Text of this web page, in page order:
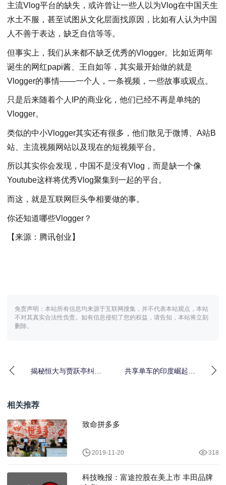
主流Vlog平台的缺失，或许曾让一些人以为Vlog在中国天生
水土不服，甚至试图从文化层面找原因，比如有人认为中国
人不善于表达，缺乏自信等等。
但事实上，我们从来都不缺乏优秀的Vlogger。比如近两年
诞生的网红papi酱、王自如等，其实最开始做的就是
Vlogger的事情——一个人，一条视频，一些故事或观点。
只是后来随着个人IP的商业化，他们已经不再是单纯的
Vlogger。
类似的中小Vlogger其实还有很多，他们散见于微博、A站B
站、主流视频网站以及现在的短视频平台。
所以其实你会发现，中国不是没有Vlog，而是缺一个像
Youtube这样将优秀Vlog聚集到一起的平台。
而这，就是互联网巨头争相要做的事。
你还知道哪些Vlogger？
【来源：腾讯创业】
免责声明：本站所有信息均来源于互联网搜集，并不代表本站观点，本站
不对其真实合法性负责。如有信息侵犯了您的权益，请告知，本站将立刻
删除。
揭秘恒大与贾跃亭纠纷
共享单车的印度崛起：
相关推荐
致命拼多多
2019-11-20 318
科技晚报：富途控股在美上市 丰田品牌